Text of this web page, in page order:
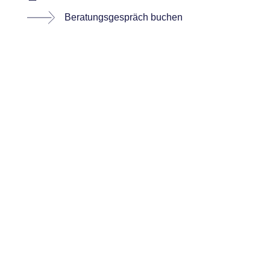
Beratungsgespräch buchen